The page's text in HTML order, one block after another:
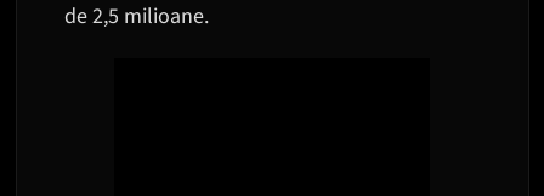
de 2,5 milioane.